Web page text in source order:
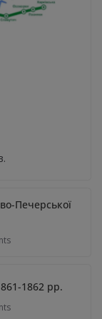
Печерської
1862 рр.